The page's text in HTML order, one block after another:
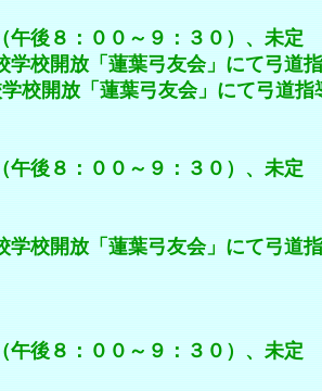
００～９：３０）、未定
蓮葉弓友会」にて弓道指導
蓮葉弓友会」にて弓道指導
００～９：３０）、未定
蓮葉弓友会」にて弓道指導
００～９：３０）、未定